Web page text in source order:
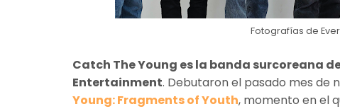
Fotografías de
Catch The Young es la banda surcoreana
Entertainment. Debutaron el pasado mes de
Young: Fragments of Youth, momento en el